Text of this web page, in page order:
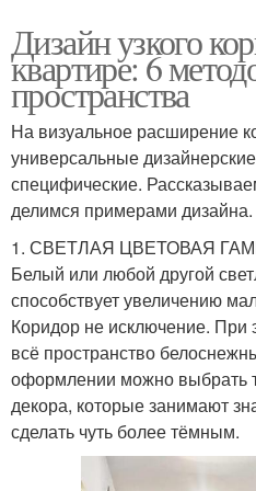
Дизайн узкого
квартире: 6
пространства
На визуальное расширение
универсальные
специфические.
делимся примерами дизайна.
1. СВЕТЛАЯ ЦВЕТОВАЯ
Белый или любой другой
способствует увеличению
Коридор не исключение. При
всё пространство
оформлении можно выбрать
декора, которые занимают
сделать чуть более тёмным.